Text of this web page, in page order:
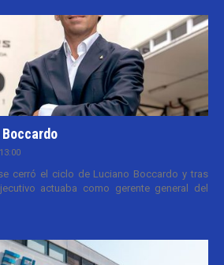
cerró el ciclo de Luciano Boccardo y tras
actuaba como gerente general del